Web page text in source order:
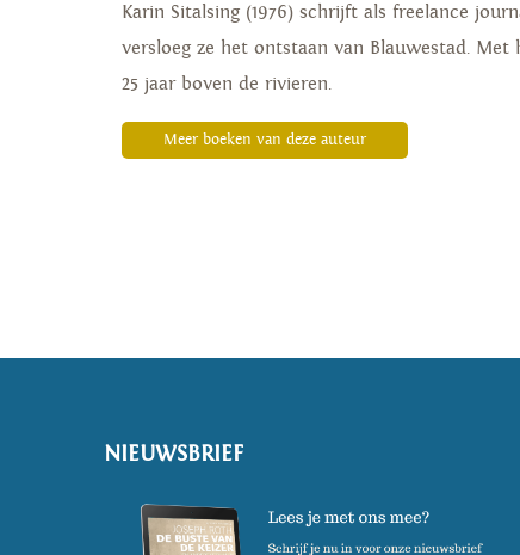
Karin Sitalsing (1976) schrijft als freelance
versloeg ze het ontstaan van Blauwestad. Met
25 jaar boven de rivieren.
Meer boeken van deze auteur
NIEUWSBRIEF